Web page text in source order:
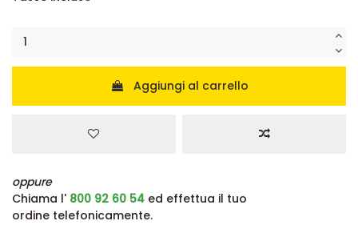
Aggiungi al carrello
oppure
Chiama l' 800 92 60 54 ed effettua il tuo
ordine telefonicamente.